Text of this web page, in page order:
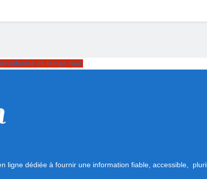
informé en temps réel.
ligne dédiée à fournir une information fiable, accessible,